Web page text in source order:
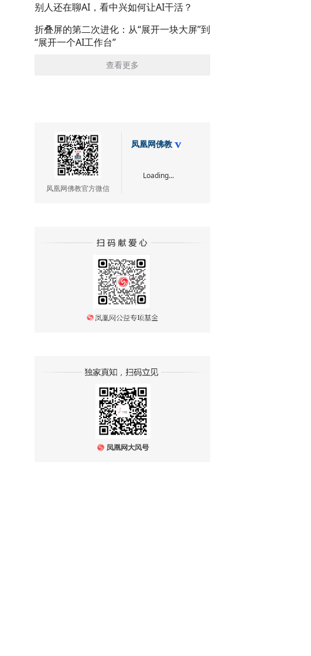
别人还在聊AI，看中兴如何让AI干活？
折叠屏的第二次进化：从“展开一块大屏”到
“展开一个AI工作台”
查看更多
凤凰网佛教官方微信
凤凰网佛教
Loading...